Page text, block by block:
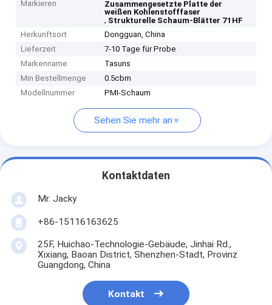
Markieren
Zusammengesetzte Platte der
weißen Kohlenstofffaser
, Strukturelle Schaum-Blätter 71HF
Herkunftsort
Dongguan, China
Lieferzeit
7-10 Tage für Probe
Markenname
Tasuns
Min Bestellmenge
0.5cbm
Modellnummer
PMI-Schaum
Sehen Sie mehr an
Kontaktdaten
Mr. Jacky
+86-15116163625
25F, Huichao-Technologie-Gebäude, Jinhai Rd.,
Xixiang, Baoan District, Shenzhen-Stadt, Provinz
Guangdong, China
Kontakt